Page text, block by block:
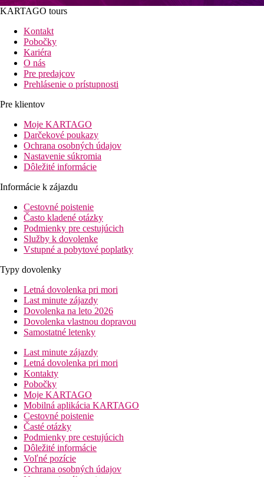
KARTAGO tours
Kontakt
Pobočky
Kariéra
O nás
Pre predajcov
Prehlásenie o prístupnosti
Pre klientov
Moje KARTAGO
Darčekové poukazy
Ochrana osobných údajov
Nastavenie súkromia
Dôležité informácie
Informácie k zájazdu
Cestovné poistenie
Často kladené otázky
Podmienky pre cestujúcich
Služby k dovolenke
Vstupné a pobytové poplatky
Typy dovolenky
Letná dovolenka pri mori
Last minute zájazdy
Dovolenka na leto 2026
Dovolenka vlastnou dopravou
Samostatné letenky
Last minute zájazdy
Letná dovolenka pri mori
Kontakty
Pobočky
Moje KARTAGO
Mobilná aplikácia KARTAGO
Cestovné poistenie
Časté otázky
Podmienky pre cestujúcich
Dôležité informácie
Voľné pozície
Ochrana osobných údajov